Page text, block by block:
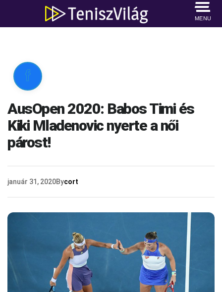
MENU

AusOpen 2020: Babos Timi és
Kiki Mladenovic nyerte a női
párost!
január 31, 2020Bycort